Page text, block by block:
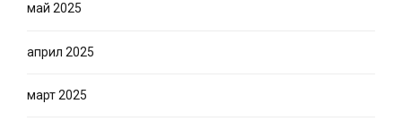
май 2025
април 2025
март 2025